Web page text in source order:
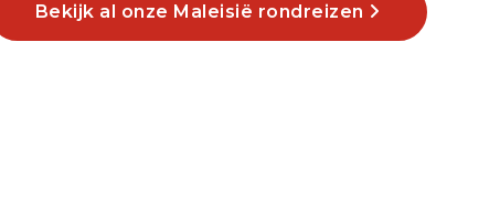
Bekijk al onze Maleisië rondreizen